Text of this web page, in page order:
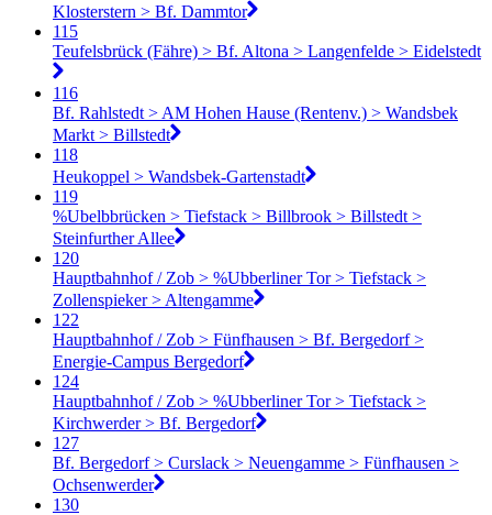
Klosterstern > Bf. Dammtor
115
Teufelsbrück (Fähre) > Bf. Altona > Langenfelde > Eidelstedt
116
Bf. Rahlstedt > AM Hohen Hause (Rentenv.) > Wandsbek
Markt > Billstedt
118
Heukoppel > Wandsbek-Gartenstadt
119
%Ubelbbrücken > Tiefstack > Billbrook > Billstedt >
Steinfurther Allee
120
Hauptbahnhof / Zob > %Ubberliner Tor > Tiefstack >
Zollenspieker > Altengamme
122
Hauptbahnhof / Zob > Fünfhausen > Bf. Bergedorf >
Energie-Campus Bergedorf
124
Hauptbahnhof / Zob > %Ubberliner Tor > Tiefstack >
Kirchwerder > Bf. Bergedorf
127
Bf. Bergedorf > Curslack > Neuengamme > Fünfhausen >
Ochsenwerder
130